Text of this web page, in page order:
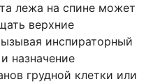
лежа на спине может
верхние
инспираторный
назначение
грудной клетки или